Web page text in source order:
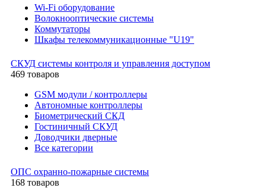
Wi-Fi оборудование
Волокнооптические системы
Коммутаторы
Шкафы телекоммуникационные "U19"
СКУД системы контроля и управления доступом
469 товаров
GSM модули / контроллеры
Автономные контроллеры
Биометрический СКД
Гостиничный СКУД
Доводчики дверные
Все категории
ОПС охранно-пожарные системы
168 товаров